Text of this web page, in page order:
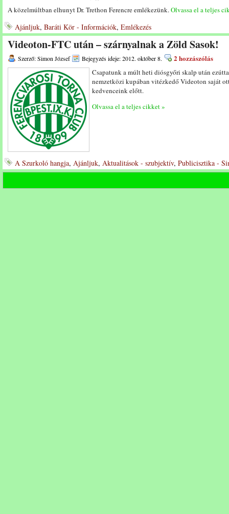
A közelmúltban elhunyt Dr. Trethon Ferencre emlékezünk.Olvassa el a teljes
Ajánljuk, Baráti Kör - Információk, Emlékezés
Videoton-FTC után – szárnyalnak a Zöld Sasok!
Szerző: Simon József Bejegyzés ideje: 2012. október 8. 2 hozzászólás
Csapatunk a múlt heti diósgyőri skalp után
nemzetközi kupában vitézkedő Videoton saját
kedvenceink előtt.
Olvassa el a teljes cikket »
A Szurkoló hangja, Ajánljuk, Aktualitások - szubjektív, Publicisztika -